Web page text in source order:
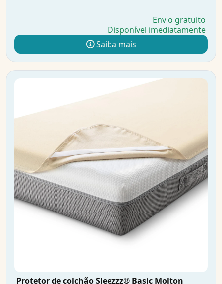
Envio gratuito
Disponível imediatamente
Saiba mais
Protetor de colchão Sleezzz® Basic Molton